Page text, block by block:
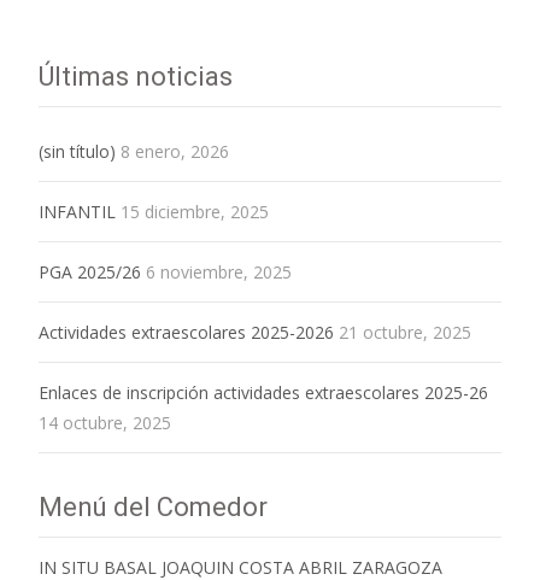
Últimas noticias
(sin título) 8 enero, 2026
INFANTIL 15 diciembre, 2025
PGA 2025/26 6 noviembre, 2025
Actividades extraescolares 2025-2026 21 octubre, 2025
Enlaces de inscripción actividades extraescolares 2025-26
14 octubre, 2025
Menú del Comedor
IN SITU BASAL JOAQUIN COSTA ABRIL ZARAGOZA